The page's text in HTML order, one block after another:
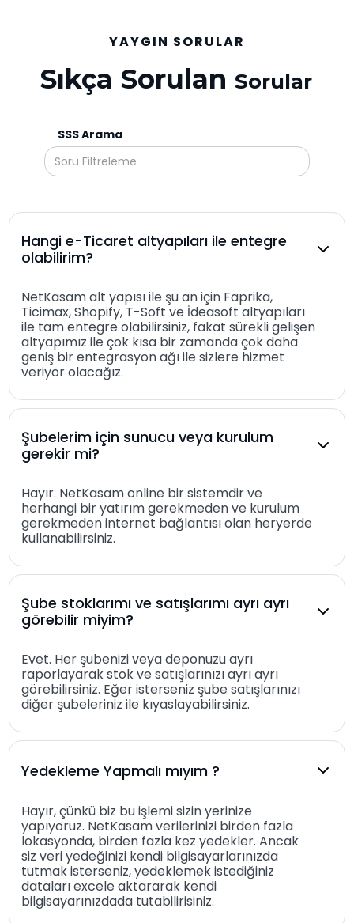
YAYGIN SORULAR
Sıkça Sorulan Sorular
SSS Arama
Hangi e-Ticaret altyapıları ile entegre
olabilirim?
NetKasam alt yapısı ile şu an için Faprika,
Ticimax, Shopify, T-Soft ve İdeasoft altyapıları
ile tam entegre olabilirsiniz, fakat sürekli gelişen
altyapımız ile çok kısa bir zamanda çok daha
geniş bir entegrasyon ağı ile sizlere hizmet
veriyor olacağız.
Şubelerim için sunucu veya kurulum
gerekir mi?
Hayır. NetKasam online bir sistemdir ve
herhangi bir yatırım gerekmeden ve kurulum
gerekmeden internet bağlantısı olan heryerde
kullanabilirsiniz.
Şube stoklarımı ve satışlarımı ayrı ayrı
görebilir miyim?
Evet. Her şubenizi veya deponuzu ayrı
raporlayarak stok ve satışlarınızı ayrı ayrı
görebilirsiniz. Eğer isterseniz şube satışlarınızı
diğer şubeleriniz ile kıyaslayabilirsiniz.
Yedekleme Yapmalı mıyım ?
Hayır, çünkü biz bu işlemi sizin yerinize
yapıyoruz. NetKasam verilerinizi birden fazla
lokasyonda, birden fazla kez yedekler. Ancak
siz veri yedeğinizi kendi bilgisayarlarınızda
tutmak isterseniz, yedeklemek istediğiniz
dataları excele aktararak kendi
bilgisayarınızdada tutabilirisiniz.